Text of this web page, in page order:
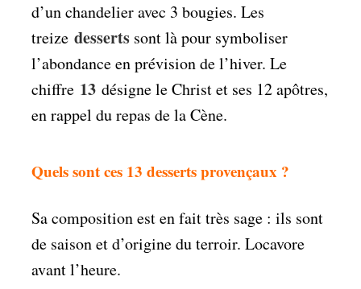
d’un chandelier avec 3 bougies. Les
treize desserts sont là pour symboliser
l’abondance en prévision de l’hiver. Le
chiffre 13 désigne le Christ et ses 12 apôtres,
en rappel du repas de la Cène.
Quels sont ces 13 desserts provençaux ?
Sa composition est en fait très sage : ils sont
de saison et d’origine du terroir. Locavore
avant l’heure.